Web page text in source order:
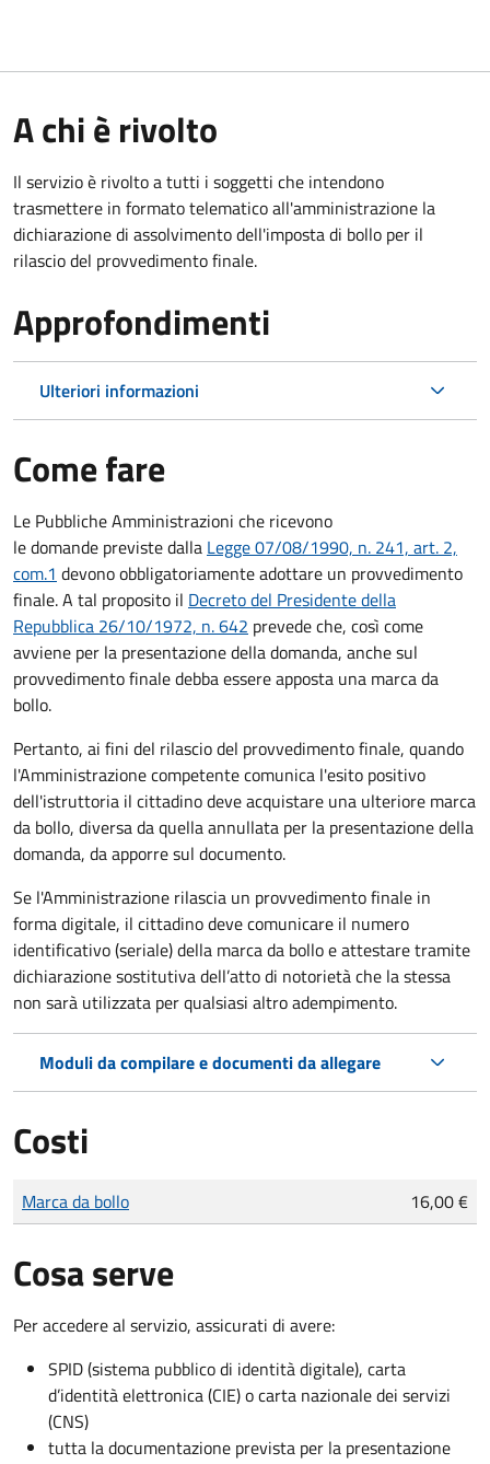
A chi è rivolto
Il servizio è rivolto a tutti i soggetti che intendono
trasmettere in formato telematico all'amministrazione la
dichiarazione di assolvimento dell'imposta di bollo per il
rilascio del provvedimento finale.
Approfondimenti
Ulteriori informazioni
Come fare
Le Pubbliche Amministrazioni che ricevono
le domande previste dalla Legge 07/08/1990, n. 241, art. 2,
com.1 devono obbligatoriamente adottare un provvedimento
finale. A tal proposito il Decreto del Presidente della
Repubblica 26/10/1972, n. 642 prevede che, così come
avviene per la presentazione della domanda, anche sul
provvedimento finale debba essere apposta una marca da
bollo.
Pertanto, ai fini del rilascio del provvedimento finale, quando
l'Amministrazione competente comunica l'esito positivo
dell'istruttoria il cittadino deve acquistare una ulteriore marca
da bollo, diversa da quella annullata per la presentazione della
domanda, da apporre sul documento.
Se l'Amministrazione rilascia un provvedimento finale in
forma digitale, il cittadino devecomunicare il numero
identificativo (seriale) della marca da bollo e attestare tramite
dichiarazione sostitutiva dell’atto di notorietà che la stessa
non sarà utilizzata per qualsiasi altro adempimento.
Moduli da compilare e documenti da allegare
Costi
Tipo di pagamento
Importo
Marca da bollo 16,00 €
Cosa serve
Per accedere al servizio, assicurati di avere:
SPID (sistema pubblico di identità digitale), carta
d’identità elettronica (CIE) o carta nazionale dei servizi
(CNS)
tutta la documentazione prevista per la presentazione